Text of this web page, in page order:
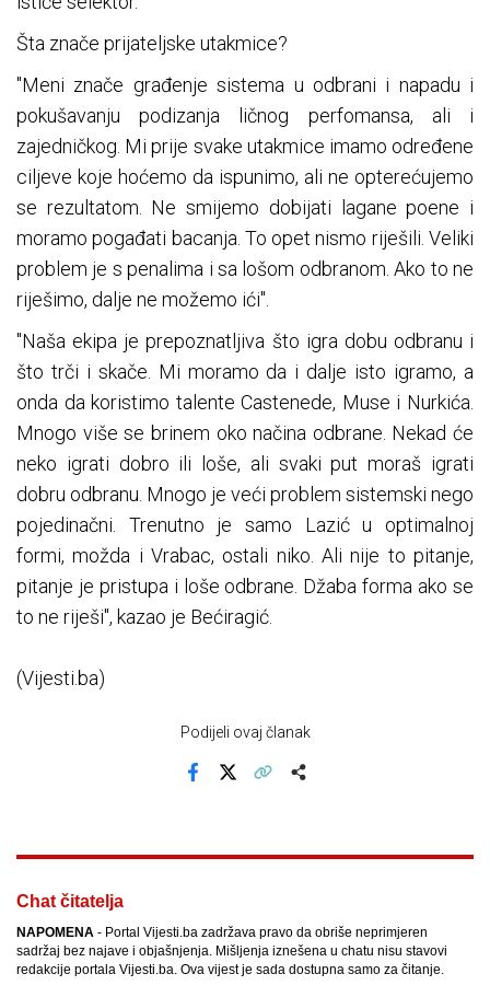
Šta znače prijateljske utakmice?
"Meni znače građenje sistema u odbrani i napadu i
pokušavanju podizanja ličnog perfomansa, ali i
zajedničkog. Mi prije svake utakmice imamo određene
ciljeve koje hoćemo da ispunimo, ali ne opterećujemo
se rezultatom. Ne smijemo dobijati lagane poene i
moramo pogađati bacanja. To opet nismo riješili. Veliki
problem je s penalima i sa lošom odbranom. Ako to ne
riješimo, dalje ne možemo ići".
"Naša ekipa je prepoznatljiva što igra dobu odbranu i
što trči i skače. Mi moramo da i dalje isto igramo, a
onda da koristimo talente Castenede, Muse i Nurkića.
Mnogo više se brinem oko načina odbrane. Nekad će
neko igrati dobro ili loše, ali svaki put moraš igrati
dobru odbranu. Mnogo je veći problem sistemski nego
pojedinačni. Trenutno je samo Lazić u optimalnoj
formi, možda i Vrabac, ostali niko. Ali nije to pitanje,
pitanje je pristupa i loše odbrane. Džaba forma ako se
to ne riješi", kazao je Bećiragić.
(Vijesti.ba)
Podijeli ovaj članak
Chat čitatelja
NAPOMENA - Portal Vijesti.ba zadržava pravo da obriše neprimjeren
sadržaj bez najave i objašnjenja. Mišljenja iznešena u chatu nisu stavovi
redakcije portala Vijesti.ba. Ova vijest je sada dostupna samo za čitanje.